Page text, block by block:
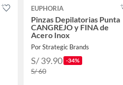
EUPHORIA
Pinzas Depilatorias Punta
CANGREJO y FINA de
Acero Inox
Por Strategic Brands
S/ 39.90 -34%
S/ 60